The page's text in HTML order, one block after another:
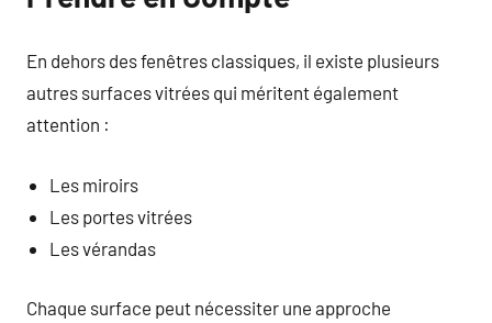
En dehors des fenêtres classiques, il existe plusieurs
autres surfaces vitrées qui méritent également
attention :
Les miroirs
Les portes vitrées
Les vérandas
Chaque surface peut nécessiter une approche